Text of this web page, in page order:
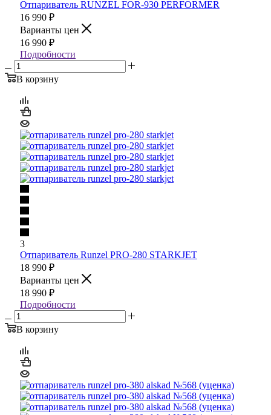
Отпариватель RUNZEL FOR-930 PERFORMER
16 990 ₽
Варианты цен
16 990 ₽
Подробности
В корзину
3
Отпариватель Runzel PRO-280 STARKJET
18 990 ₽
Варианты цен
18 990 ₽
Подробности
В корзину